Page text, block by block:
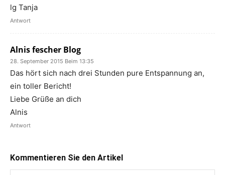
lg Tanja
Antwort
Alnis fescher Blog
28. September 2015 Beim 13:35
Das hört sich nach drei Stunden pure Entspannung an,
ein toller Bericht!
Liebe Grüße an dich
Alnis
Antwort
Kommentieren Sie den Artikel